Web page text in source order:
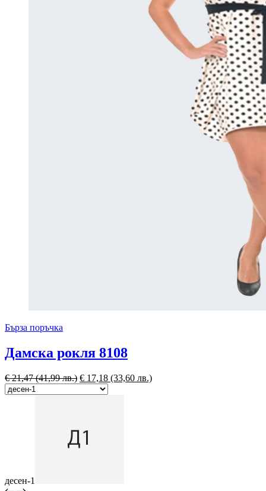
Бърза поръчка
Дамска рокля 8108
€21,47(41,99 лв.) € 17,18 (33,60 лв.)
десен-1